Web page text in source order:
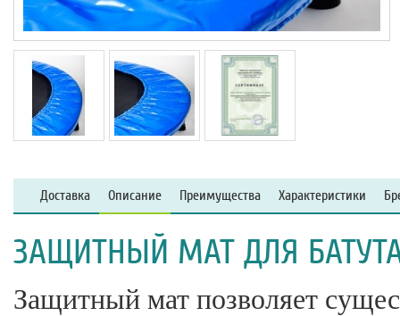
Доставка Описание Преимущества Характеристики
ЗАЩИТНЫЙ МАТ ДЛЯ БАТУТА
Защитный мат позволяет